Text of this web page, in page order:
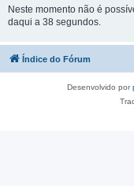
Neste momento não é
daqui a 38 segundos.
Índice do Fórum
Desenvolvido por